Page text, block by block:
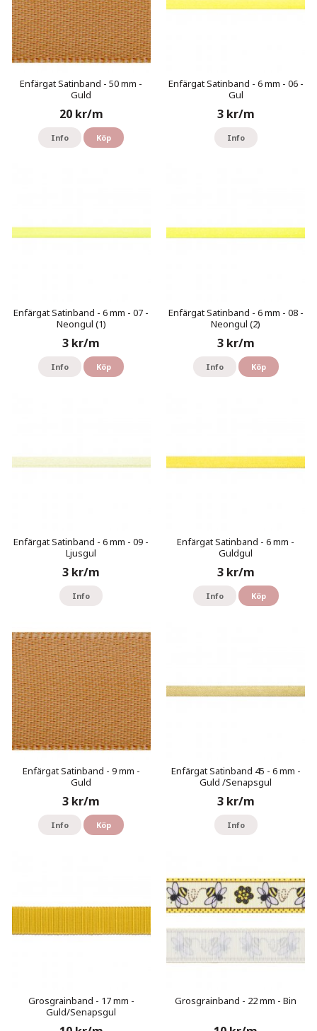
Enfärgat Satinband - 50 mm -
Guld
20 kr/m
Info Köp
Enfärgat Satinband - 6 mm - 06 -
Gul
3 kr/m
Info
Enfärgat Satinband - 6 mm - 07 -
Neongul (1)
3 kr/m
Info Köp
Enfärgat Satinband - 6 mm - 08 -
Neongul (2)
3 kr/m
Info Köp
Enfärgat Satinband - 6 mm - 09 -
Ljusgul
3 kr/m
Info
Enfärgat Satinband - 6 mm -
Guldgul
3 kr/m
Info Köp
Enfärgat Satinband - 9 mm -
Guld
3 kr/m
Info Köp
Enfärgat Satinband 45 - 6 mm -
Guld /Senapsgul
3 kr/m
Info
Grosgrainband - 17 mm -
Guld/Senapsgul
Grosgrainband - 22 mm - Bin